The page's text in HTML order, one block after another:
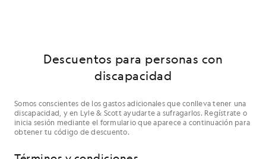
Descuentos para personas con
discapacidad
Somos conscientes de los gastos adicionales que conlleva tener una
discapacidad, y en Lyle & Scott ayudarte a sufragarlos. Regístrate o
inicia sesión mediante el formulario que aparece a continuación para
obtener tu código de descuento.